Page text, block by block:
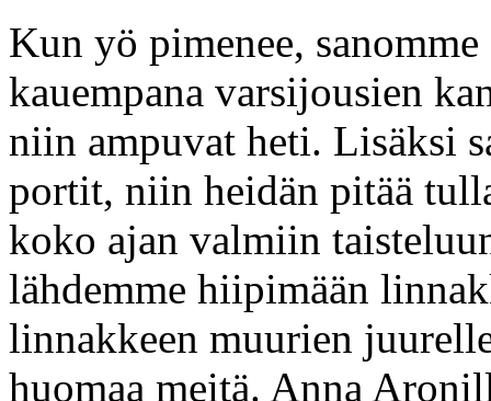
Kun yö pimenee,
kauempana varsijousien
niin ampuvat heti. Lisäksi
portit, niin heidän pitää
koko ajan valmiin
lähdemme hiipimään
linnakkeen muurien
huomaa meitä. Anna